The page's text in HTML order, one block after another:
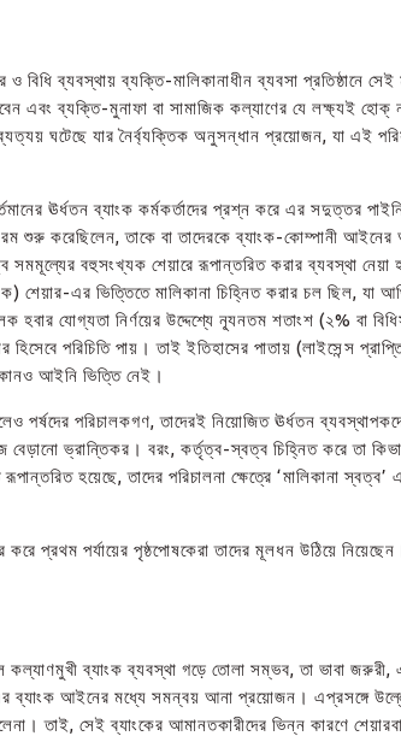
ব্যবস্থায় ব্যক্তি-মালিকানাধীন ব্যবসা প্রতিষ্ঠানে সেই
এবং ব্যক্তি-মুনাফা বা সামাজিক কল্যাণের যে লক্ষ্যই হোক্‌
ব্যত্যয় ঘটেছে যার নৈর্ব্যক্তিক অনুসন্ধান প্রয়োজন, যা এই
ঊর্ধতন ব্যাংক কর্মকর্তাদের প্রশ্ন করে এর সদুত্তর
শুরু করেছিলেন, তাকে বা তাদেরকে ব্যাংক-কোম্পানী
সমমূল্যের বহুসংখ্যক শেয়ারে রূপান্তরিত করার ব্যবস্থা নেয়া
শেয়ার-এর ভিত্তিতে মালিকানা চিহ্নিত করার চল ছিল, যা
হবার যোগ্যতা নির্ণয়ের উদ্দেশ্যে ন্যূনতম শতাংশ (২% বা
হিসেবে পরিচিতি পায়। তাই ইতিহাসের পাতায় (লাইসেন্স
আইনি ভিত্তি নেই।
পর্ষদের পরিচালকগণ, তাদেরই নিয়োজিত ঊর্ধতন
বেড়ানো ভ্রান্তিকর। বরং, কর্তৃত্ব-স্বত্ব চিহ্নিত করে তা
হয়েছে, তাদের পরিচালনা ক্ষেত্রে ‘মালিকানা স্বত্ব’
করে প্রথম পর্যায়ের পৃষ্ঠপোষকেরা তাদের মূলধন উঠিয়ে
কল্যাণমুখী ব্যাংক ব্যবস্থা গড়ে তোলা সম্ভব, তা ভাবা জরুরী,
ব্যাংক আইনের মধ্যে সমন্বয় আনা প্রয়োজন। এপ্রসঙ্গে
তাই, সেই ব্যাংকের আমানতকারীদের ভিন্ন কারণে